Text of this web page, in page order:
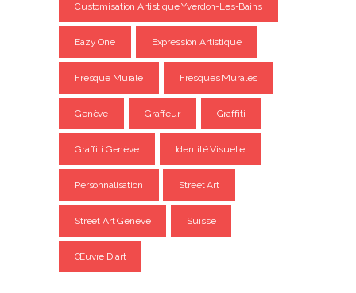
Customisation Artistique Yverdon-Les-Bains
Eazy One Expression Artistique
Fresque Murale Fresques Murales
Genève Graffeur Graffiti
Graffiti Genève Identité Visuelle
Personnalisation Street Art
Street Art Genève Suisse
Œuvre D'art